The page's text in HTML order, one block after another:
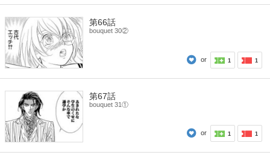
第66話
bouquet 30②
or 1 1
第67話
bouquet 31①
or 1 1